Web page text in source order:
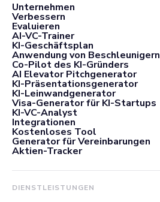
Unternehmen
Verbessern
Evaluieren
AI-VC-Trainer
KI-Geschäftsplan
Anwendung von Beschleunigern
Co-Pilot des KI-Gründers
AI Elevator Pitchgenerator
KI-Präsentationsgenerator
KI-Leinwandgenerator
Visa-Generator für KI-Startups
KI-VC-Analyst
Integrationen
Kostenloses Tool
Generator für Vereinbarungen
Aktien-Tracker
DIENSTLEISTUNGEN